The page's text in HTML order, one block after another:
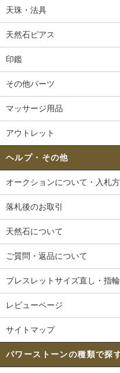
天珠・法具
天然石ピアス
印鑑
その他パーツ
マッサージ用品
アウトレット
ヘルプ・その他
オークションについて・入札
落札後のお取引
天然石について
ご質問・返品について
ブレスレットサイズ直し・指
レビューページ
サイトマップ
パワーストーンの種類で探